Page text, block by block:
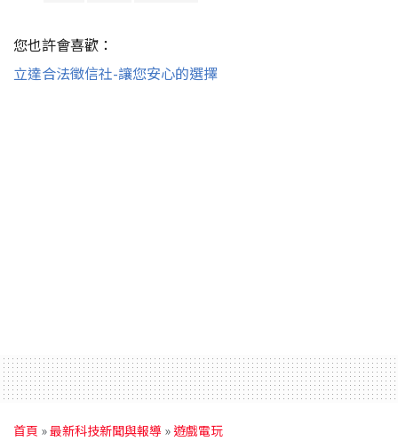
您也許會喜歡：
立達合法徵信社-讓您安心的選擇
首頁 »最新科技新聞與報導 »遊戲電玩